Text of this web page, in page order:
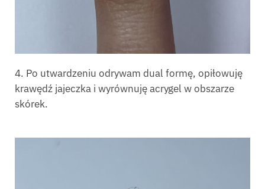
4. Po utwardzeniu odrywam dual formę, opiłowuję
krawędź jajeczka i wyrównuję acrygel w obszarze
skórek.